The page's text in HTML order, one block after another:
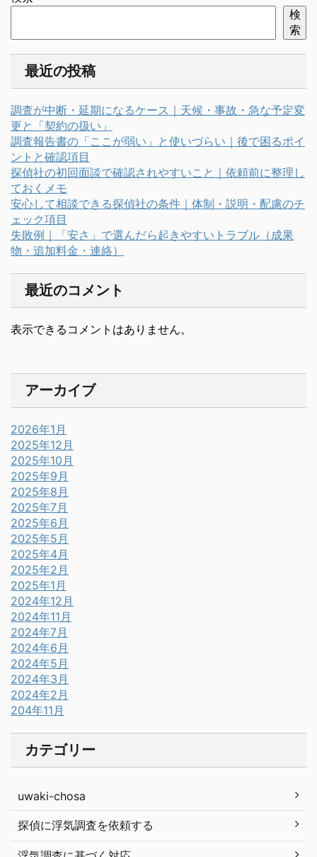
検
索
最近の投稿
調査が中断・延期になるケース｜天候・事故・急な予定変
更と「契約の扱い」
調査報告書の「ここが弱い」と使いづらい｜後で困るポイ
ントと確認項目
探偵社の初回面談で確認されやすいこと｜依頼前に整理し
ておくメモ
安心して相談できる探偵社の条件｜体制・説明・配慮のチ
ェック項目
失敗例｜「安さ」で選んだら起きやすいトラブル（成果
物・追加料金・連絡）
最近のコメント
表示できるコメントはありません。
アーカイブ
2026年1月
2025年12月
2025年10月
2025年9月
2025年8月
2025年7月
2025年6月
2025年5月
2025年4月
2025年2月
2025年1月
2024年12月
2024年11月
2024年7月
2024年6月
2024年5月
2024年3月
2024年2月
204年11月
カテゴリー
uwaki-chosa
探偵に浮気調査を依頼する